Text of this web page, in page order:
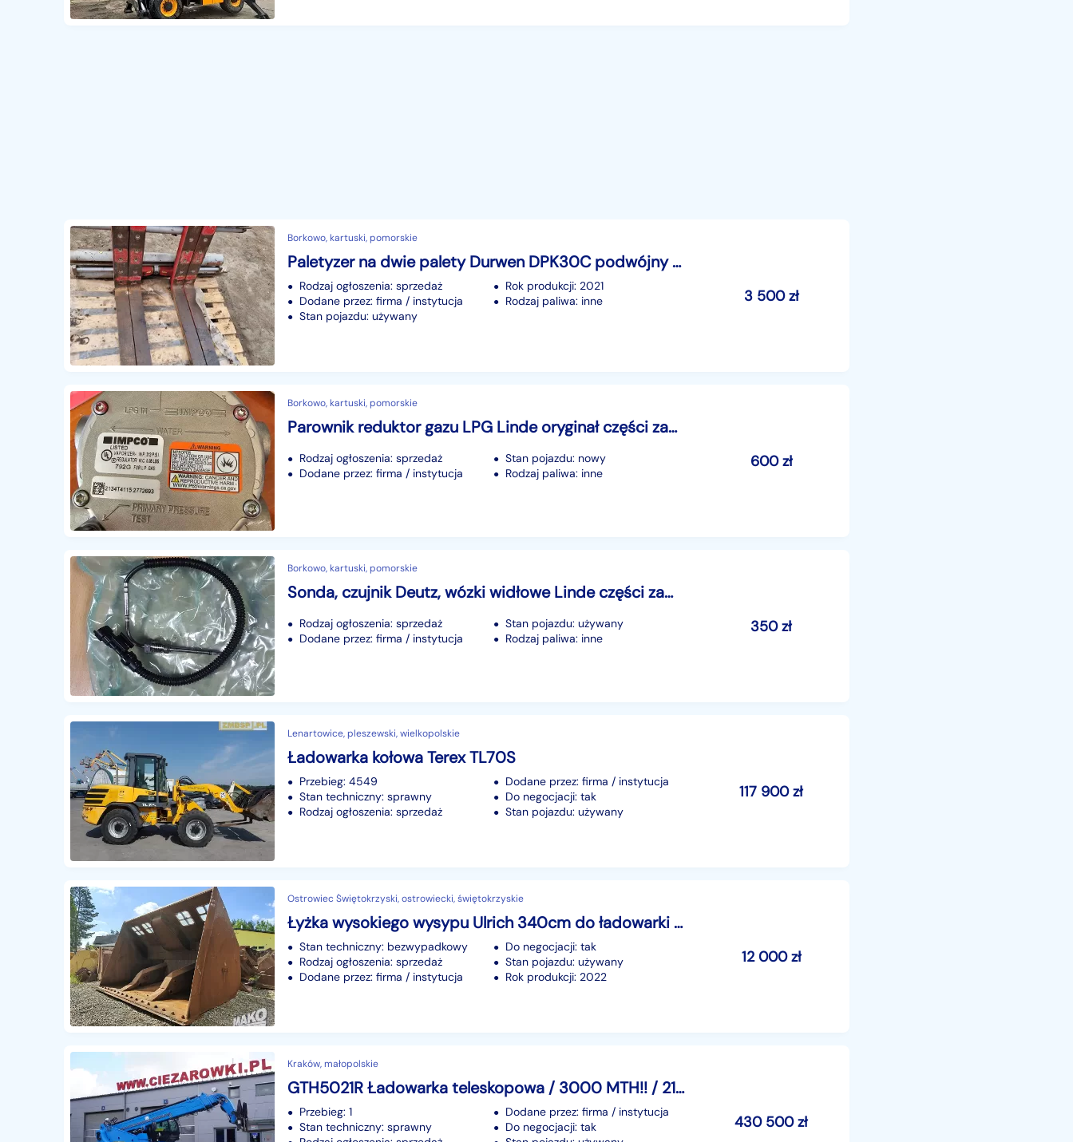
Borkowo, kartuski, pomorskie
Paletyzer na dwie palety Durwen DPK30C podwójny paletyzer
Rodzaj ogłoszenia: sprzedaż
Dodane przez: firma / instytucja
Stan pojazdu: używany
Rok produkcji: 2021
Rodzaj paliwa: inne
3 500zł
Borkowo, kartuski, pomorskie
Parownik reduktor gazu LPG Linde oryginał części zamienne wózki widłowe
Rodzaj ogłoszenia: sprzedaż
Dodane przez: firma / instytucja
Stan pojazdu: nowy
Rodzaj paliwa: inne
600zł
Borkowo, kartuski, pomorskie
Sonda, czujnik Deutz, wózki widłowe Linde części zamienne wózek widłowy
Rodzaj ogłoszenia: sprzedaż
Dodane przez: firma / instytucja
Stan pojazdu: używany
Rodzaj paliwa: inne
350zł
Lenartowice, pleszewski, wielkopolskie
Ładowarka kołowa Terex TL70S
Przebieg: 4549
Stan techniczny: sprawny
Rodzaj ogłoszenia: sprzedaż
Dodane przez: firma / instytucja
Do negocjacji: tak
Stan pojazdu: używany
117 900zł
Ostrowiec Świętokrzyski, ostrowiecki, świętokrzyskie
Łyżka wysokiego wysypu Ulrich 340cm do ładowarki 9,0m³ Bez ramy i siłowników
Stan techniczny: bezwypadkowy
Rodzaj ogłoszenia: sprzedaż
Dodane przez: firma / instytucja
Do negocjacji: tak
Stan pojazdu: używany
Rok produkcji: 2022
12 000zł
Kraków, małopolskie
GTH5021R Ładowarka teleskopowa / 3000 MTH!! / 21 m zasięg / 5 t udźwig_252617
Przebieg: 1
Stan techniczny: sprawny
Dodane przez: firma / instytucja
Do negocjacji: tak
430 500zł